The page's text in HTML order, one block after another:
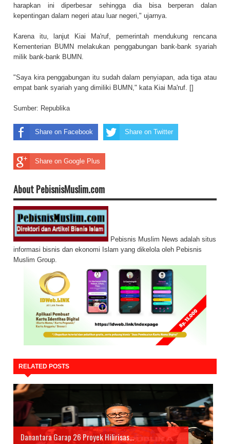
harapkan ini diperbesar sehingga dia bisa berperan dalan
kepentingan dalam negeri atau luar negeri," ujarnya.
Karena itu, lanjut Kiai Ma'ruf, pemerintah mendukung rencana
Kementerian BUMN melakukan penggabungan bank-bank syariah
milik bank-bank BUMN.
"Saya kira penggabungan itu sudah dalam penyiapan, ada tiga atau
empat bank syariah yang dimiliki BUMN," kata Kiai Ma'ruf. []
Sumber: Republika
Share on Facebook Share on Twitter
Share on Google Plus
About PebisnisMuslim.com
Pebisnis Muslim News adalah situs
informasi bisnis dan ekonomi Islam yang dikelola oleh Pebisnis
Muslim Group.
RELATED POSTS
Danantara Garap 26 Proyek Hilirisas...